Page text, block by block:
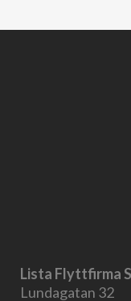
Lista Flyttfirma
Lundagatan 32